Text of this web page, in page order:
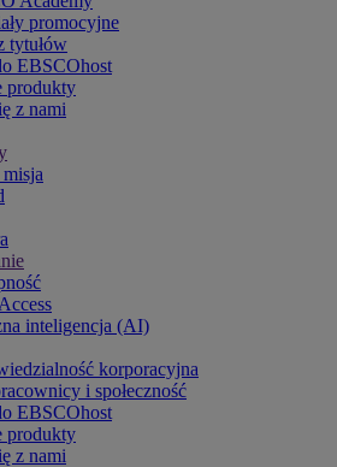
promocyjne
tytułów
EBSCOhost
produkty
z nami
inteligencja (AI)
korporacyjna
i społeczność
EBSCOhost
produkty
z nami